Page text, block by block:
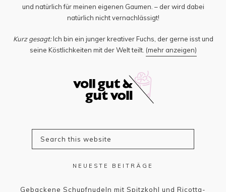
und natürlich für meinen eigenen Gaumen. – der wird dabei
natürlich nicht vernachlässigt!
Kurz gesagt:Ich bin ein junger kreativer Fuchs, der gerne isst und
seine Köstlichkeiten mit der Welt teilt. (mehr anzeigen)
NEUESTE BEITRÄGE
Gebackene Schupfnudeln mit Spitzkohl und Ricotta-